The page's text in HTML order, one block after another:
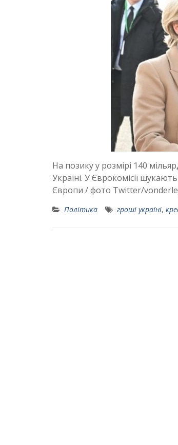
На позику у розмірі 140
Україні. У Єврокомісії
Європи / фото Twitter/
Політика гроші україні,